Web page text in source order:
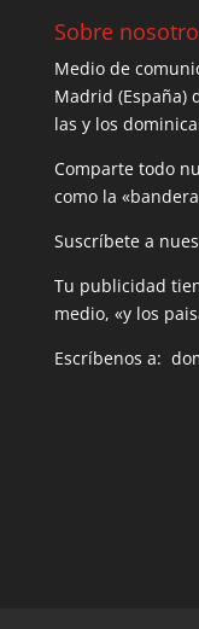
Sobre
Medio de
Madrid (España)
las y los
Comparte todo
como la
Suscríbete a
Tu publicidad
medio, «y los
Escríbenos a: